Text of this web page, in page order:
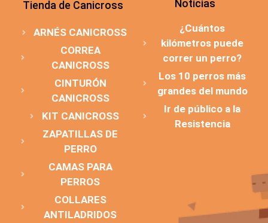
Tienda de Canicross
ARNÉS CANICROSS
CORREA
CANICROSS
CINTURÓN
CANICROSS
KIT CANICROSS
ZAPATILLAS DE
PERRO
CAMAS PARA
PERROS
COLLARES
ANTILADRIDOS
Noticias
¿Cuántos
kilómetros puede
correr un perro?
Los 10 perros más
grandes del mundo
Ir de público a la
Resistencia